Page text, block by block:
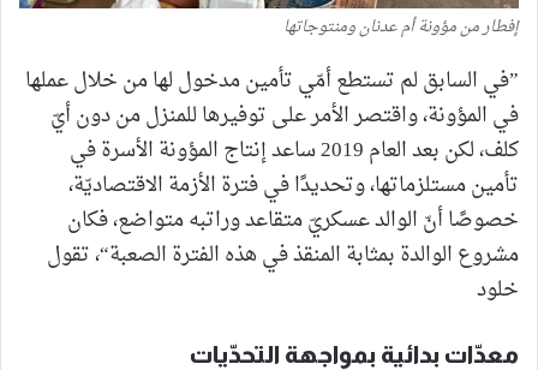
إفطار من مؤونة أم عدنان ومنتوجاتها
”في السابق لم تستطع أمّي تأمين مدخول لها من خلال عملها
في المؤونة، واقتصر الأمر على توفيرها للمنزل من دون أيّ
كلف، لكن بعد العام 2019 ساعد إنتاج المؤونة الأسرة في
تأمين مستلزماتها، وتحديدًا في فترة الأزمة الاقتصاديّة،
خصوصًا أنّ الوالد عسكريّ متقاعد وراتبه متواضع، فكان
مشروع الوالدة بمثابة المنقذ في هذه الفترة الصعبة“، تقول
خلود
معدّات بدائية بمواجهة التحدّيات